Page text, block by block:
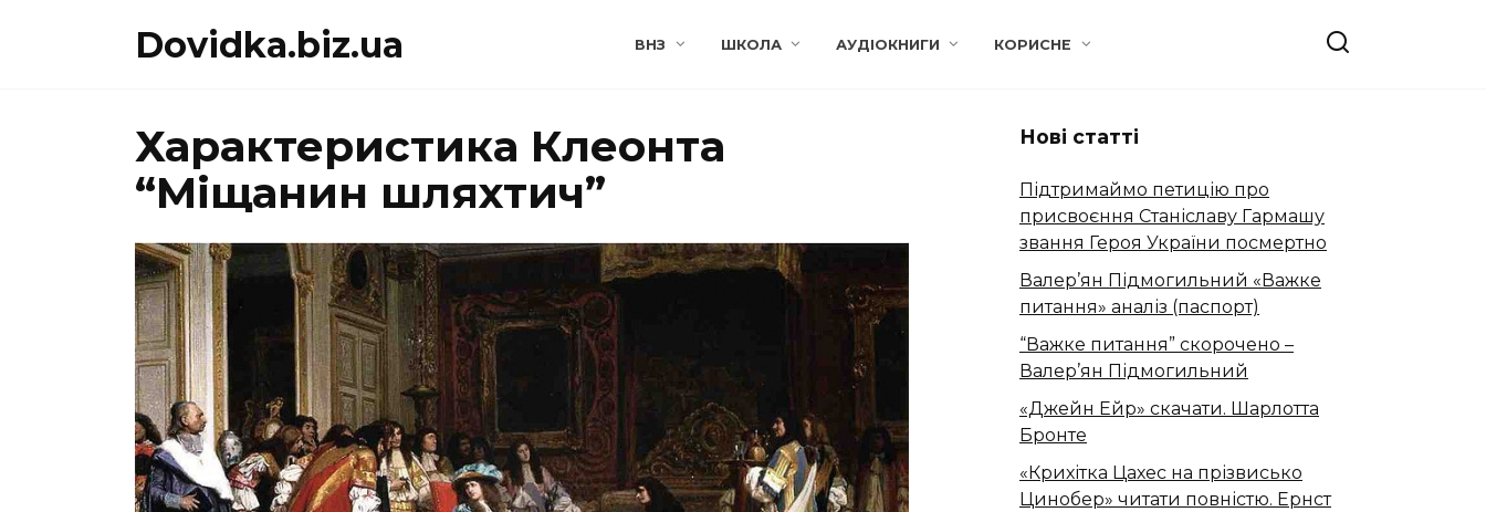
Dovidka.biz.ua ВНЗ ШКОЛА АУДІОКНИГИ КОРИСНЕ
Характеристика Клеонта
“Міщанин шляхтич”
Нові статті
Підтримаймо петицію про
присвоєння Станіславу Гармашу
звання Героя України посмертно
Валер’ян Підмогильний «Важке
питання» аналіз (паспорт)
“Важке питання” скорочено –
Валер’ян Підмогильний
«Джейн Ейр» скачати. Шарлотта
Бронте
«Крихітка Цахес на прізвисько
Цинобер» читати повністю. Ернст